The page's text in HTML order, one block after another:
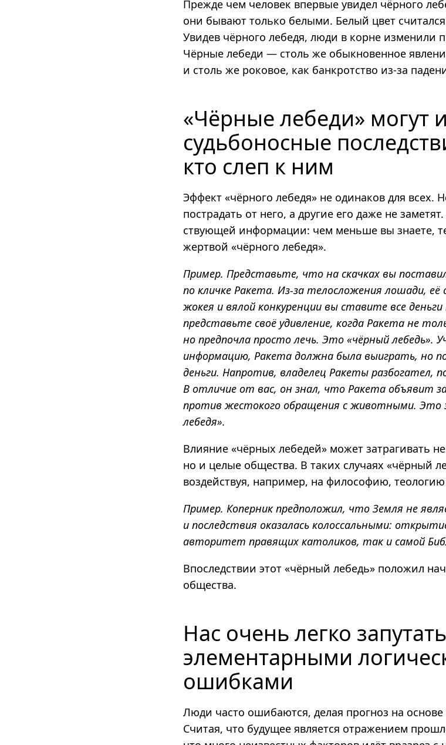
Прежде чем человек впервые увидел чёрного
они бывают только белыми. Белый цвет
Увидев чёрного лебедя, люди в корне изменили
Чёрные лебеди — столь же обыкновенное
и столь же роковое, как банкротство из-за
«Чёрные лебеди» могут
судьбоносные
кто слеп к ним
Эффект «чёрного лебедя» не одинаков для всех.
пострадать от него, а другие его даже не
ствующей информации: чем меньше вы знаете,
жертвой «чёрного лебедя».
Пример. Представьте, что на скачках вы
по кличке Ракета. Из-за телосложения лошади, её
жокея и вялой конкуренции вы ставите все деньги
представьте своё удивление, когда Ракета не
но предпочла просто лечь. Это «чёрный лебедь».
информацию, Ракета должна была выиграть, но
деньги. Напротив, владелец Ракеты разбогател,
В отличие от вас, он знал, что Ракета объявит
против жестокого обращения с животными. Это
лебедя».
Влияние «чёрных лебедей» может затрагивать
но и целые общества. В таких случаях «чёрный
воздействуя, например, на философию,
Пример. Коперник предположил, что Земля не
и последствия оказалась колоссальными:
авторитет правящих католиков, так и самой
Впоследствии этот «чёрный лебедь» положил
общества.
Нас очень легко
элементарными
ошибками
Люди часто ошибаются, делая прогноз на
Считая, что будущее является отражением